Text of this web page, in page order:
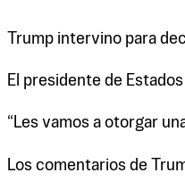
Trump intervino para
El presidente de
“Les vamos a otorgar
Los comentarios de